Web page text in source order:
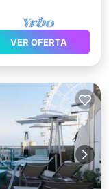
VER OFERTA